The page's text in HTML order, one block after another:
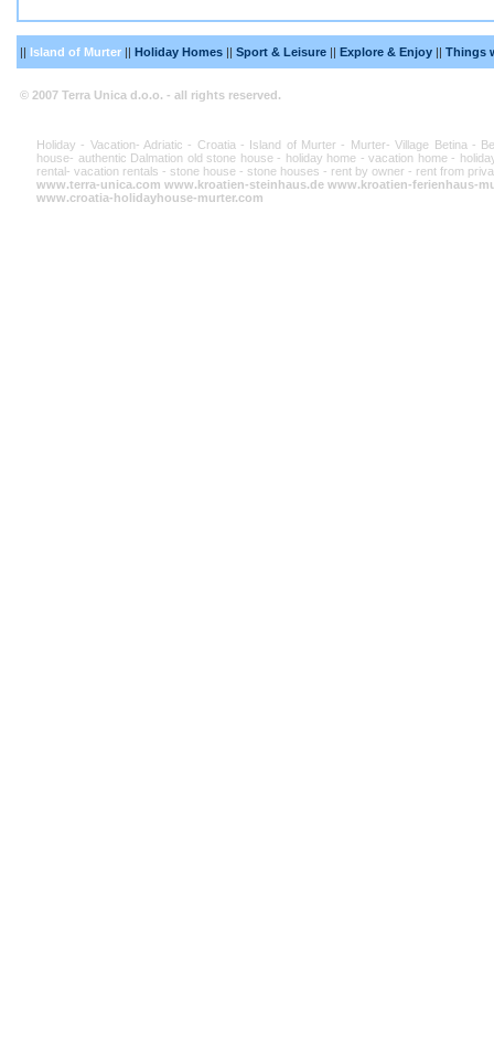
|| Island of Murter || Holiday Homes || Sport & Leisure || Explore & Enjoy || Things
© 2007 Terra Unica d.o.o. - all rights reserved.
Holiday - Vacation- Adriatic - Croatia - Island of Murter - Murter- Village Betina -
house- authentic Dalmation old stone house - holiday home - vacation home -
rental- vacation rentals - stone house - stone houses - rent by owner - rent from
www.terra-unica.com www.kroatien-steinhaus.de www.kroatien-ferienhaus-
www.croatia-holidayhouse-murter.com